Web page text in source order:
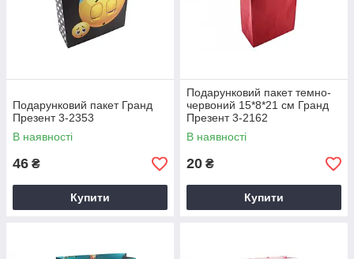
Подарунковий пакет Гранд
Презент 3-2353
В наявності
46 ₴
Купити
Подарунковий пакет темно-
червоний 15*8*21 см Гранд
Презент 3-2162
В наявності
20 ₴
Купити